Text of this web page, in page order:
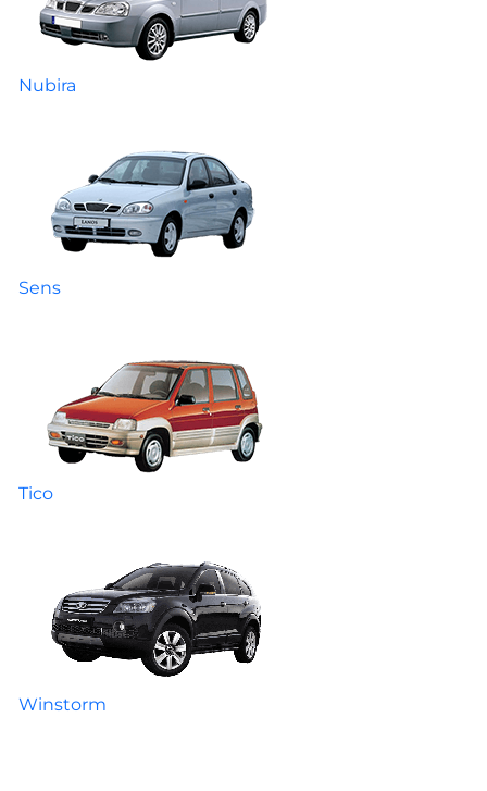
Nubira
Sens
Tico
Winstorm